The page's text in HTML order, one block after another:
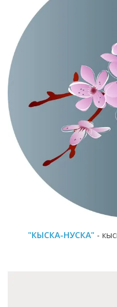
"КЫСКА-НУСКА" -